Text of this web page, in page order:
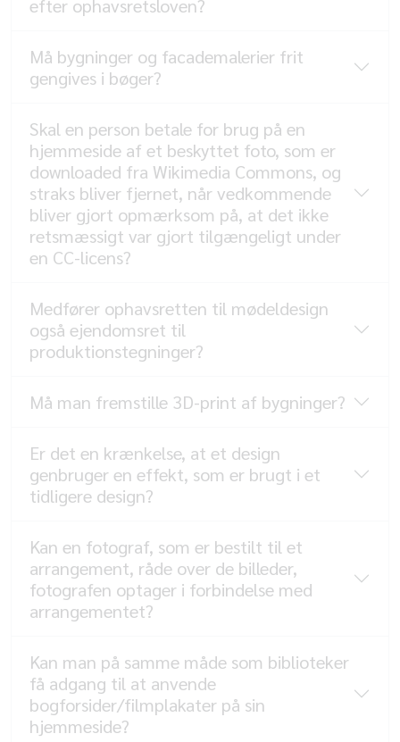
efter ophavsretsloven?
Må bygninger og facademalerier frit
gengives i bøger?
Skal en person betale for brug på en
hjemmeside af et beskyttet foto, som er
downloaded fra Wikimedia Commons, og
straks bliver fjernet, når vedkommende
bliver gjort opmærksom på, at det ikke
retsmæssigt var gjort tilgængeligt under
en CC-licens?
Medfører ophavsretten til mødeldesign
også ejendomsret til
produktionstegninger?
Må man fremstille 3D-print af bygninger?
Er det en krænkelse, at et design
genbruger en effekt, som er brugt i et
tidligere design?
Kan en fotograf, som er bestilt til et
arrangement, råde over de billeder,
fotografen optager i forbindelse med
arrangementet?
Kan man på samme måde som biblioteker
få adgang til at anvende
bogforsider/filmplakater på sin
hjemmeside?